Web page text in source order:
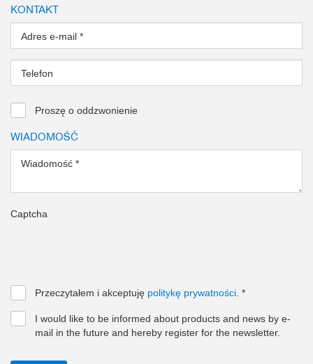
KONTAKT
Adres e-mail *
Telefon
Proszę o oddzwonienie
WIADOMOŚĆ
Wiadomość *
Captcha
Przeczytałem i akceptuję politykę prywatności. *
I would like to be informed about products and news by e-
mail in the future and hereby register for the newsletter.